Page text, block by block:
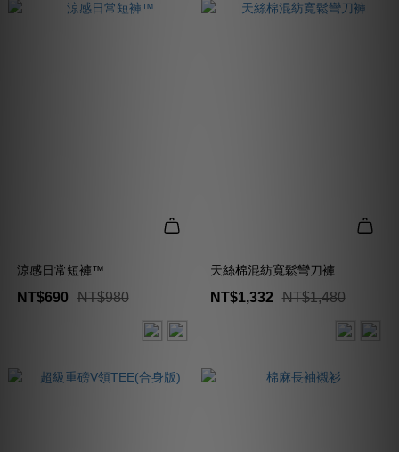
涼感日常短褲™
NT$690 NT$980
天絲棉混紡寬鬆彎刀褲
NT$1,332 NT$1,480